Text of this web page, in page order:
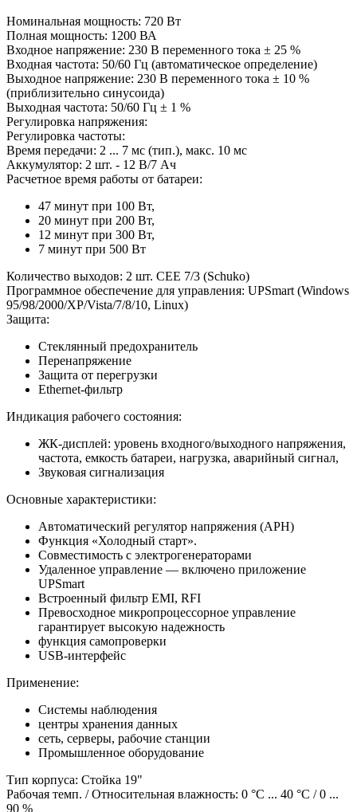
Номинальная мощность: 720 Вт
Полная мощность: 1200 ВА
Входное напряжение: 230 В переменного тока ± 25 %
Входная частота: 50/60 Гц (автоматическое определение)
Выходное напряжение: 230 В переменного тока ± 10 %
(приблизительно синусоида)
Выходная частота: 50/60 Гц ± 1 %
Регулировка напряжения:
Регулировка частоты:
Время передачи: 2 ... 7 мс (тип.), макс. 10 мс
Аккумулятор: 2 шт. - 12 В/7 Ач
Расчетное время работы от батареи:
47 минут при 100 Вт,
20 минут при 200 Вт,
12 минут при 300 Вт,
7 минут при 500 Вт
Количество выходов: 2 шт. CEE 7/3 (Schuko)
Программное обеспечение для управления: UPSmart (Windows
95/98/2000/XP/Vista/7/8/10, Linux)
Защита:
Стеклянный предохранитель
Перенапряжение
Защита от перегрузки
Ethernet-фильтр
Индикация рабочего состояния:
ЖК-дисплей: уровень входного/выходного напряжения,
частота, емкость батареи, нагрузка, аварийный сигнал,
Звуковая сигнализация
Основные характеристики:
Автоматический регулятор напряжения (АРН)
Функция «Холодный старт».
Совместимость с электрогенераторами
Удаленное управление — включено приложение
UPSmart
Встроенный фильтр EMI, RFI
Превосходное микропроцессорное управление
гарантирует высокую надежность
функция самопроверки
USB-интерфейс
Применение:
Системы наблюдения
центры хранения данных
сеть, серверы, рабочие станции
Промышленное оборудование
Тип корпуса: Стойка 19"
Рабочая темп. / Относительная влажность: 0 °C ... 40 °C / 0 ...
90 %